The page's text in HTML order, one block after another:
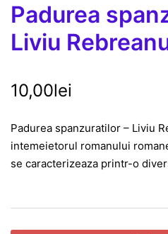
Padurea
Liviu
10,00lei
Padurea spanzuratilor – Liviu
intemeietorul romanului
se caracterizeaza printr-o